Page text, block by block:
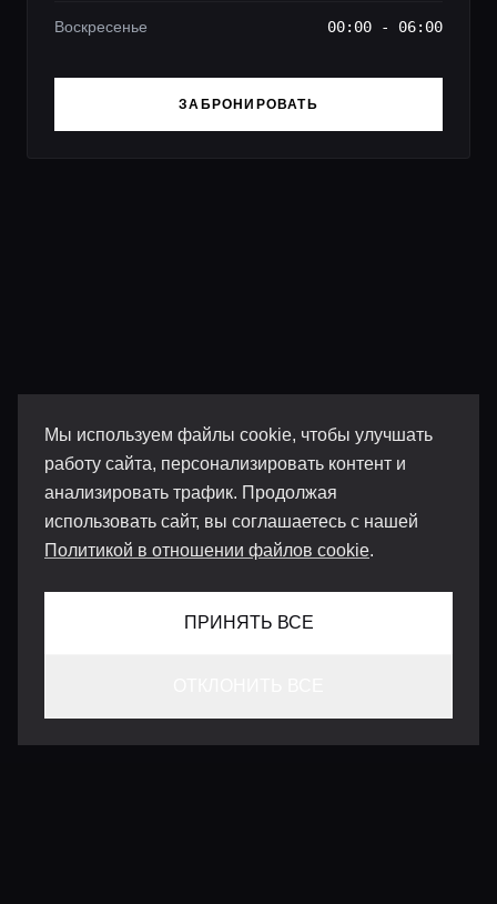
Мы используем файлы cookie, чтобы улучшать
работу сайта, персонализировать контент и
анализировать трафик. Продолжая
использовать сайт, вы соглашаетесь с нашей
Политикой в отношении файлов cookie.
ПРИНЯТЬ ВСЕ
Воскресенье 00:00 - 06:00
ЗАБРОНИРОВАТЬ